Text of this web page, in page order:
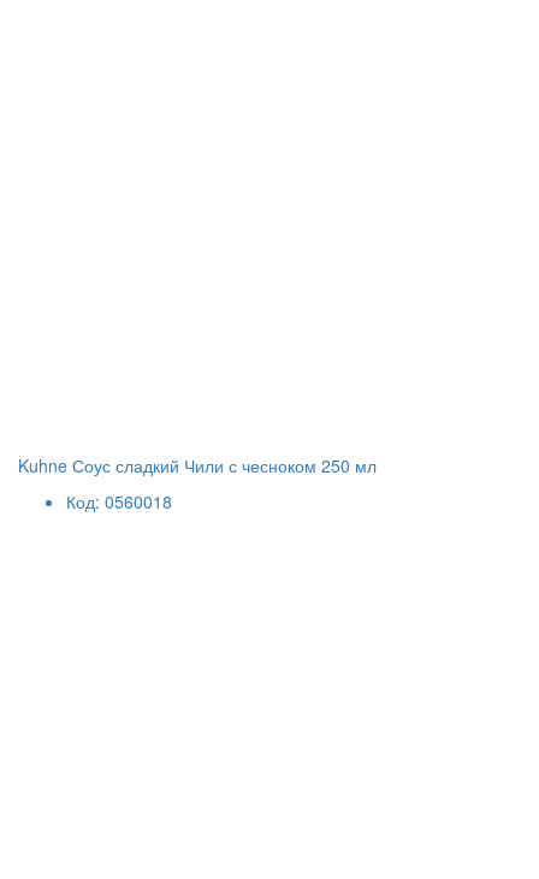
Kuhne Соус сладкий Чили с чесноком 250 мл
Код: 0560018